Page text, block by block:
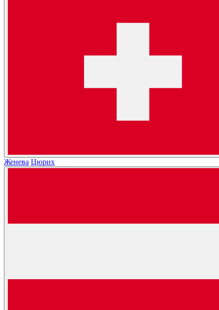
Женева Цюрих